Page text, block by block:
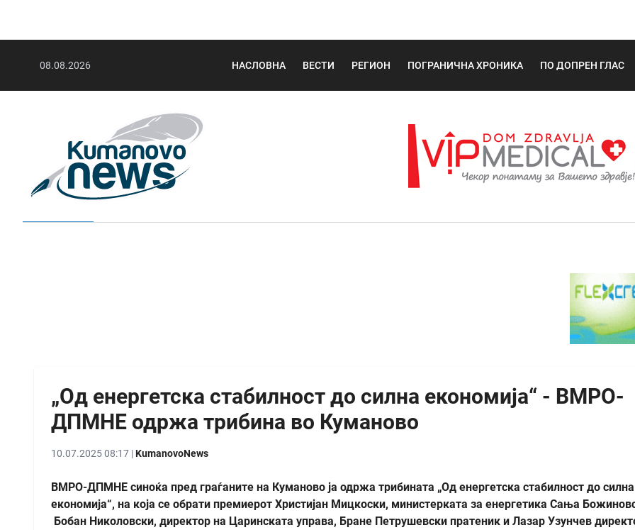
08.08.2026 НАСЛОВНА ВЕСТИ РЕГИОН ПОГРАНИЧНА ХРОНИКА ПО ДОПРЕН ГЛАС
„Од енергетска стабилност до силна економија“ - ВМРО-
ДПМНЕ одржа трибина во Куманово
10.07.2025 08:17 |KumanovoNews
ВМРО-ДПМНЕ синоќа пред граѓаните на Куманово ја одржа трибината „Од енергетска стабилност до силна
економија“, на која се обрати премиерот Христијан Мицкоски, министерката за енергетика Сања
Бобан Николовски, директор на Царинската управа, Бране Петрушевски пратеник и Лазар Узунчев